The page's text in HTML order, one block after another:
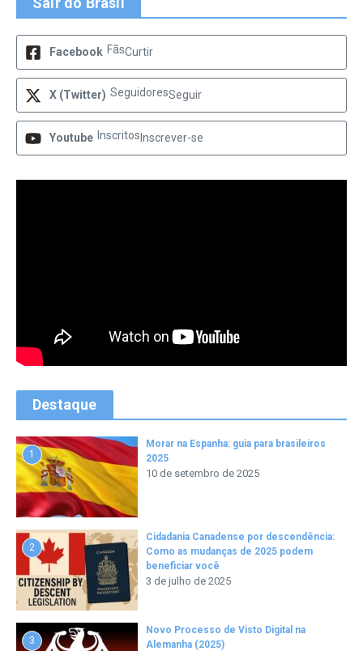
Facebook FãsCurtir
X (Twitter) SeguidoresSeguir
Youtube Inscritos Inscrever-se
Destaque
1
Morar na Espanha: guia para brasileiros
2025
10 de setembro de 2025
2
Cidadania Canadense por descendência:
Como as mudanças de 2025 podem
beneficiar você
3 de julho de 2025
3
Novo Processo de Visto Digital na
Alemanha (2025)